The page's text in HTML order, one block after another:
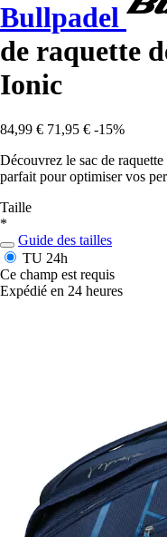
Bullpadel
de raquette
Ionic
84,99 € 71,95 € -15%
Découvrez le sac de
parfait pour optimiser vos
Taille
*
Guide des tailles
TU 24h
Ce champ est requis
Expédié en 24 heures